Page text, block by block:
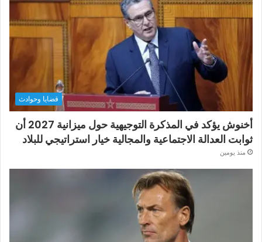
قضايا وحوادث
أخنوش يؤكد في المذكرة التوجيهية حول ميزانية 2027 أن
ثوابت العدالة الاجتماعية والمجالية خيار استراتيجي للبلاد
منذ يومين